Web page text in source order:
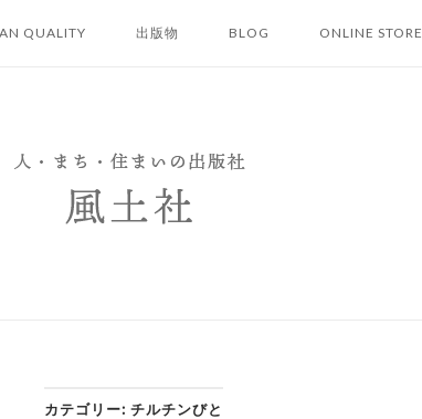
QUALITY 出版物 BLOG ONLINE STORE
カテゴリー: チルチンびと